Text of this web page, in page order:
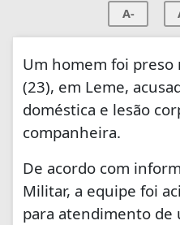
A-
Um homem foi preso
(23), em Leme,
doméstica e lesão
companheira.
De acordo com
Militar, a equipe foi
para atendimento de